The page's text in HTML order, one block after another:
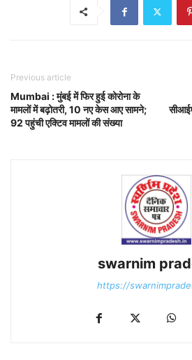
Previous article
Mumbai : मुंबई में फिर हुई कोरोना के
मामलों में बढ़ोतरी, 10 नए केस आए सामने;
92 पहुंची एक्टिव मामलों की संख्या
swarnim
https://